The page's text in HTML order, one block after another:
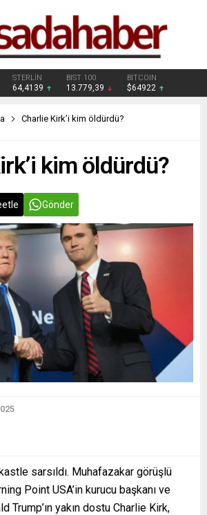
STERLİN
64,4139
BIST 100
13.779,39
BITCOIN
$64922
Charlie Kirk’i kim öldürdü?
kim öldürdü?
Gönder
sarsıldı. Muhafazakar görüşlü
Point USA’in kurucu başkanı ve
Trump’ın yakın dostu Charlie Kirk,